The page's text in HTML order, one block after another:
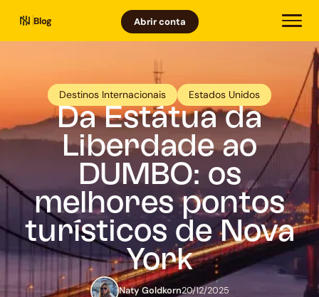
Blog Abrir conta
Destinos Internacionais Estados Unidos
Da Estátua da
Liberdade ao
DUMBO: os
melhores pontos
turísticos de Nova
York
Naty Goldkorn20/12/2025